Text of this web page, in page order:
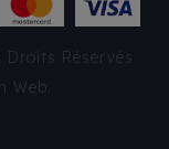
Réservés
Web